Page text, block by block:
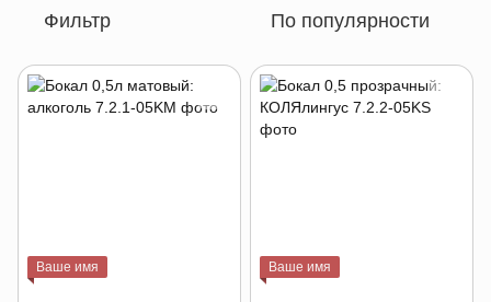
Фильтр По популярности
Ваше имя Ваше имя